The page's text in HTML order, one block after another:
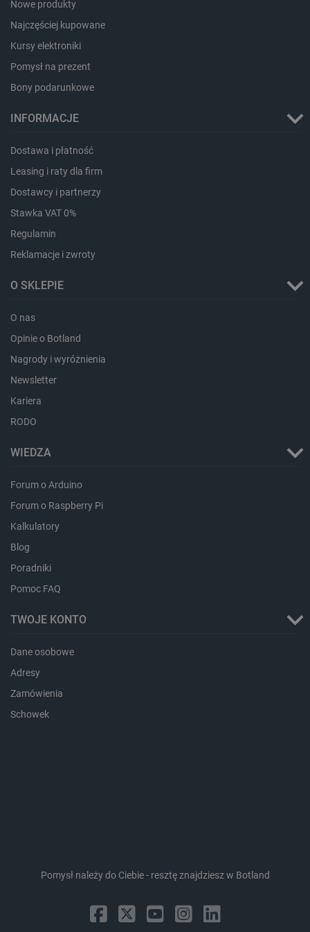
Nowe produkty
Najczęściej kupowane
Kursy elektroniki
Pomysł na prezent
Bony podarunkowe
INFORMACJE
Dostawa i płatność
Leasing i raty dla firm
Dostawcy i partnerzy
Stawka VAT 0%
Regulamin
Reklamacje i zwroty
O SKLEPIE
O nas
Opinie o Botland
Nagrody i wyróżnienia
Newsletter
Kariera
RODO
WIEDZA
Forum o Arduino
Forum o Raspberry Pi
Kalkulatory
Blog
Poradniki
Pomoc FAQ
TWOJE KONTO
Dane osobowe
Adresy
Zamówienia
Schowek
Pomysł należy do Ciebie - resztę znajdziesz w Botland
critData